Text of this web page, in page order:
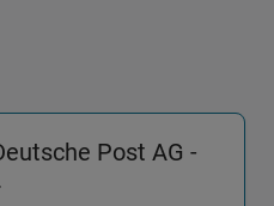
Post AG -
(Logistik & Transport) in